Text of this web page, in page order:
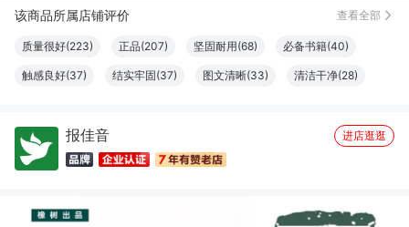
该商品所属店铺评价 查看全部
质量很好(223) 正品(207) 坚固耐用(68) 必备书籍(40)
触感良好(37) 结实牢固(37) 图文清晰(33) 清洁干净(28)
大小合适(20) 服务周到(15)
做工精良(11) 珍藏佳品(10) 很划算(9)
报佳音 进店逛逛